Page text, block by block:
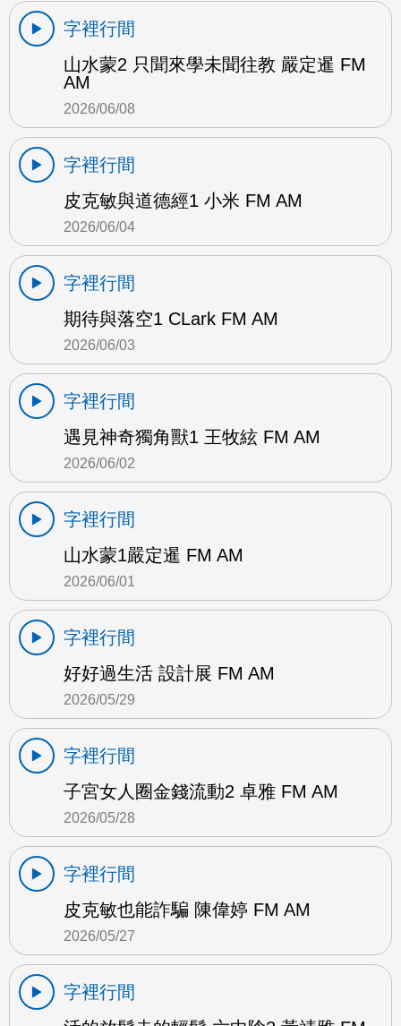
字裡行間
山水蒙2 只聞來學未聞往教 嚴定暹 FM
AM
2026/06/08
字裡行間
皮克敏與道德經1 小米 FM AM
2026/06/04
字裡行間
期待與落空1 CLark FM AM
2026/06/03
字裡行間
遇見神奇獨角獸1 王牧絃 FM AM
2026/06/02
字裡行間
山水蒙1嚴定暹 FM AM
2026/06/01
字裡行間
好好過生活 設計展 FM AM
2026/05/29
字裡行間
子宮女人圈金錢流動2 卓雅 FM AM
2026/05/28
字裡行間
皮克敏也能詐騙 陳偉婷 FM AM
2026/05/27
字裡行間